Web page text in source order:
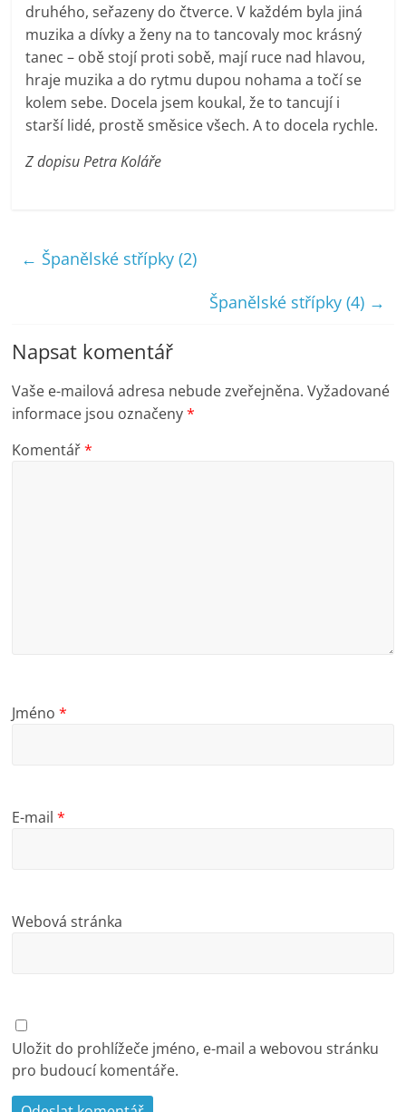
druhého, seřazeny do čtverce. V každém byla jiná
muzika a dívky a ženy na to tancovaly moc krásný
tanec – obě stojí proti sobě, mají ruce nad hlavou,
hraje muzika a do rytmu dupou nohama a točí se
kolem sebe. Docela jsem koukal, že to tancují i
starší lidé, prostě směsice všech. A to docela rychle.
Z dopisu Petra Koláře
← Španělské střípky (2)
Španělské střípky (4) →
Napsat komentář
Vaše e-mailová adresa nebude zveřejněna. Vyžadované
informace jsou označeny*
Komentář*
Jméno*
E-mail*
Webová stránka
Uložit do prohlížeče jméno, e-mail a webovou stránku
pro budoucí komentáře.